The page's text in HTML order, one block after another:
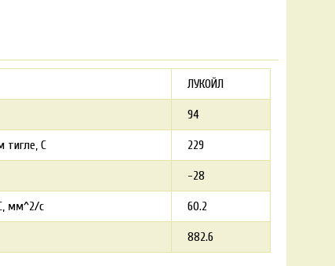
ЛУКОЙЛ
94
тигле, С 229
-28
мм^2/c 60.2
882.6